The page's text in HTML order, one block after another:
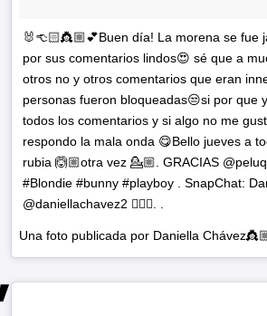
🐰👈🏻👸🏼💕Buen día! La morena se fue
por sus comentarios lindos😍 sé que a
otros no y otros comentarios que eran
personas fueron bloqueadas😒si por que
todos los comentarios y si algo no me
respondo la mala onda 😋Bello jueves a
rubia 🙆🏼otra vez 💁🏼. GRACIAS
#Blondie #bunny #playboy . SnapChat:
@daniellachavez2 👈🏻👯. .